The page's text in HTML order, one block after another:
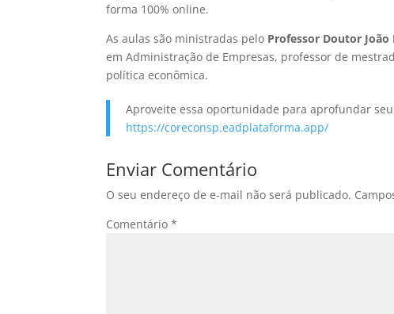
forma 100% online.
As aulas são ministradas pelo Professor Doutor João
em Administração de Empresas, professor de
política econômica.
Aproveite essa oportunidade para aprofundar
https://coreconsp.eadplataforma.app/
Enviar Comentário
O seu endereço de e-mail não será publicado.
Comentário*